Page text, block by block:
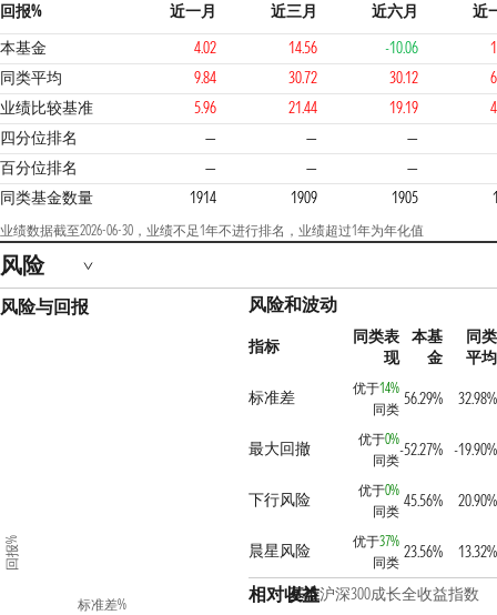
回报% 近一月 近三月 近六月
近
本基金
4.02 14.56 -10.06
同类平均
9.84 30.72 30.12
业绩比较基准
5.96 21.44 19.19
四分位排名
— — —
4
百分位排名 — —
—
同类基金数量
1914 1909 1905
业绩数据截至2026-06-30，业绩不足1年不进行排名，业绩超过1年为年化值
风险
风险与回报
标准差%
回报%
风险和波动
指标
同类表
现
本基
金
同类
平均
标准差
优于14%
同类
56.29% 32.98%
最大回撤 优于0%
同类
-52.27% -19.90%
下行风险 优于0%
同类
45.56% 20.90%
晨星风险 优于37%
同类
23.56% 13.32%
相对收益
基准沪深300成长全收益指数